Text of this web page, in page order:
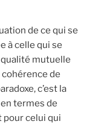
de ce qui se
à celle qui se
mutuelle
de
c’est la
termes de
pour celui qui